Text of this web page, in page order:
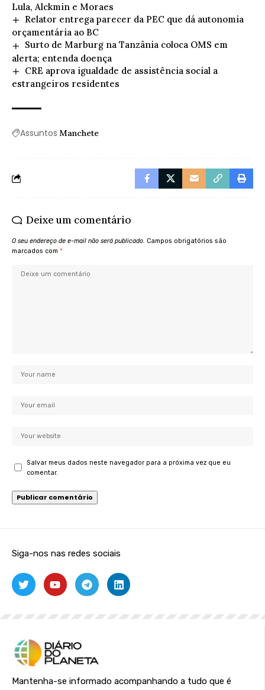
Lula, Alckmin e Moraes
Relator entrega parecer da PEC que dá autonomia
orçamentária ao BC
Surto de Marburg na Tanzânia coloca OMS em
alerta; entenda doença
CRE aprova igualdade de assistência social a
estrangeiros residentes
Assuntos Manchete
Deixe um comentário
O seu endereço de e-mail não será publicado. Campos obrigatórios são
marcados com *
Salvar meus dados neste navegador para a próxima vez que eu
comentar.
Siga-nos nas redes sociais
Mantenha-se informado acompanhando a tudo que é